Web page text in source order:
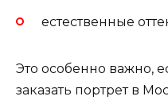
естественные
Это особенно важно,
заказать портрет в